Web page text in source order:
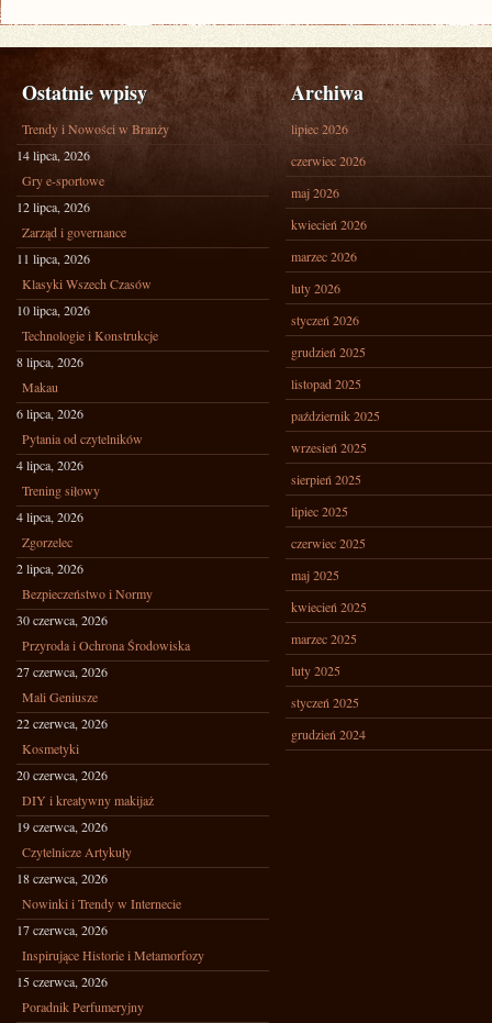
Ostatnie wpisy
Trendy i Nowości w Branży
14 lipca, 2026
Gry e-sportowe
12 lipca, 2026
Zarząd i governance
11 lipca, 2026
Klasyki Wszech Czasów
10 lipca, 2026
Technologie i Konstrukcje
8 lipca, 2026
Makau
6 lipca, 2026
Pytania od czytelników
4 lipca, 2026
Trening siłowy
4 lipca, 2026
Zgorzelec
2 lipca, 2026
Bezpieczeństwo i Normy
30 czerwca, 2026
Przyroda i Ochrona Środowiska
27 czerwca, 2026
Mali Geniusze
22 czerwca, 2026
Kosmetyki
20 czerwca, 2026
DIY i kreatywny makijaż
19 czerwca, 2026
Czytelnicze Artykuły
18 czerwca, 2026
Nowinki i Trendy w Internecie
17 czerwca, 2026
Inspirujące Historie i Metamorfozy
15 czerwca, 2026
Poradnik Perfumeryjny
Archiwa
lipiec 2026
czerwiec 2026
maj 2026
kwiecień 2026
marzec 2026
luty 2026
styczeń 2026
grudzień 2025
listopad 2025
październik 2025
wrzesień 2025
sierpień 2025
lipiec 2025
czerwiec 2025
maj 2025
kwiecień 2025
marzec 2025
luty 2025
styczeń 2025
grudzień 2024